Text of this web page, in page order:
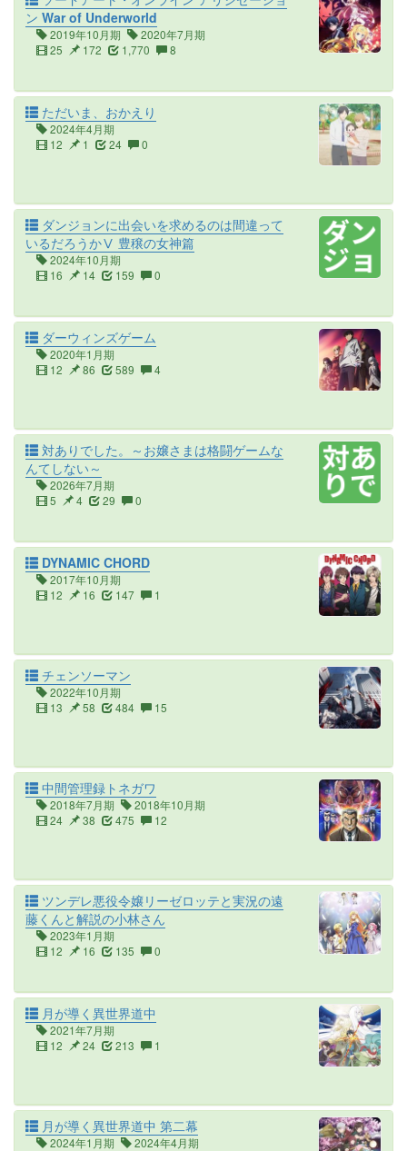
ン War of Underworld
2019年10月期
2020年7月期
25
172 1,770 8
ただいま、おかえり
2024年4月期
12
1 24 0
ダンジョンに出会いを求めるのは間違って
いるだろうかⅤ 豊穣の女神篇
2024年10月期
16
14 159 0
ダーウィンズゲーム
2020年1月期
12
86 589 4
対ありでした。～お嬢さまは格闘ゲームな
んてしない～
2026年7月期
5
4 29 0
DYNAMIC CHORD
2017年10月期
12
16 147 1
チェンソーマン
2022年10月期
13
58 484 15
中間管理録トネガワ
2018年7月期
2018年10月期
24
38 475 12
ツンデレ悪役令嬢リーゼロッテと実況の遠
藤くんと解説の小林さん
2023年1月期
12
16 135 0
月が導く異世界道中
2021年7月期
12
24 213 1
月が導く異世界道中 第二幕
2024年1月期
2024年4月期